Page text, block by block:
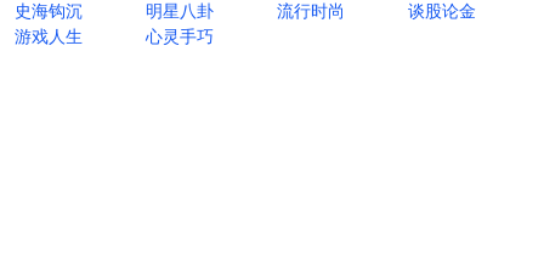
史海钩沉
明星八卦 流行时尚
谈股论金
游戏人生
心灵手巧